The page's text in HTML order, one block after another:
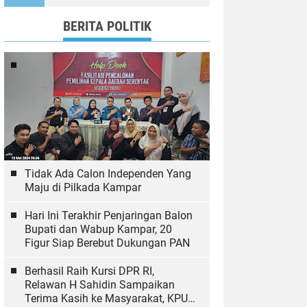
BERITA POLITIK
Tidak Ada Calon Independen Yang
Maju di Pilkada Kampar
Hari Ini Terakhir Penjaringan Balon
Bupati dan Wabup Kampar, 20
Figur Siap Berebut Dukungan PAN
Berhasil Raih Kursi DPR RI,
Relawan H Sahidin Sampaikan
Terima Kasih ke Masyarakat, KPU